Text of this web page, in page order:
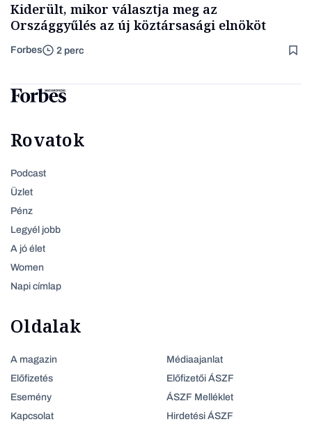
Kiderült, mikor választja meg az
Országgyűlés az új köztársasági elnököt
Forbes 2 perc
Rovatok
Podcast
Üzlet
Pénz
Legyél jobb
A jó élet
Women
Napi címlap
Oldalak
A magazin
Előfizetés
Esemény
Kapcsolat
Médiaajanlat
Előfizetői ÁSZF
ÁSZF Melléklet
Hirdetési ÁSZF